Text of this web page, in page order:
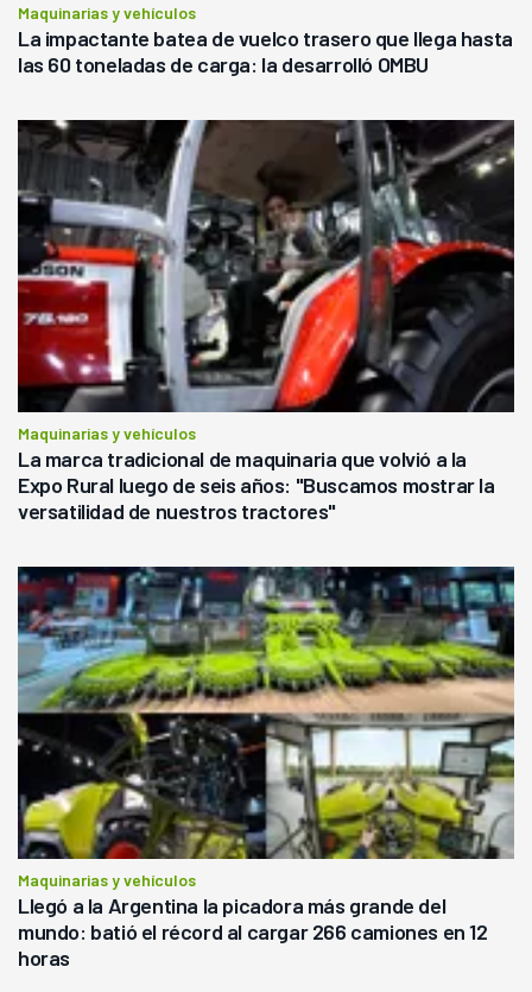
Maquinarias y vehículos
La impactante batea de vuelco trasero que llega hasta
las 60 toneladas de carga: la desarrolló OMBU
Maquinarias y vehículos
La marca tradicional de maquinaria que volvió a la
Expo Rural luego de seis años: "Buscamos mostrar la
versatilidad de nuestros tractores"
Maquinarias y vehículos
Llegó a la Argentina la picadora más grande del
mundo: batió el récord al cargar 266 camiones en 12
horas